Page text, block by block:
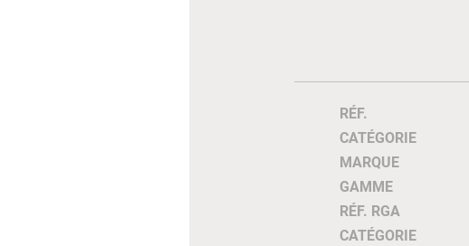
RÉF.
CATÉGORIE
MARQUE
GAMME
RÉF. RGA
CATÉGORIE